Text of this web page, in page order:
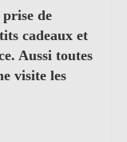
de
cadeaux et
Aussi toutes
visite les